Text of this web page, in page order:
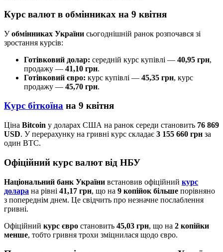
Курс валют в обмінниках на 9 квітня
Уобмінниках України сьогоднішній ранок розпочався зі
зростання курсів:
Готівковий долар: середній курс купівлі — 40,95 грн,
продажу — 41,10 грн.
Готівковий євро: курс купівлі — 45,35 грн, курс
продажу — 45,70 грн.
Курс біткоїна на 9 квітня
Ціна Bitcoin у доларах США на ранок середи становить 76 869
USD. У перерахунку на гривні курс складає 3 155 660 грн за
один BTC.
Офіційний курс валют від НБУ
Національний банк України встановив офіційний курс
долара на рівні 41,17 грн, що на 9 копійок більше порівняно
з попереднім днем. Це свідчить про незначне послаблення
гривні.
Офіційний курс євро становить 45,03 грн, що на 2 копійки
менше, тобто гривня трохи зміцнилася щодо євро.